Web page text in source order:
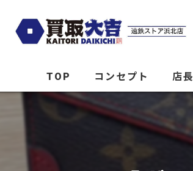
TOP コンセプト 店